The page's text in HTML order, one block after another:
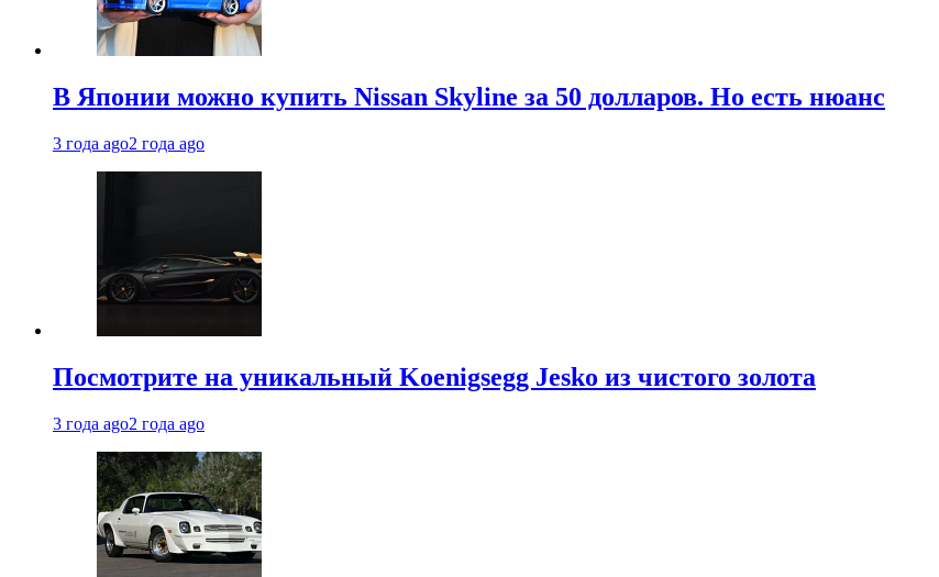
В Японии можно купить Nissan Skyline за 50 долларов. Но есть нюанс
3 года ago2 года ago
Посмотрите на уникальный Koenigsegg Jesko из чистого золота
3 года ago2 года ago